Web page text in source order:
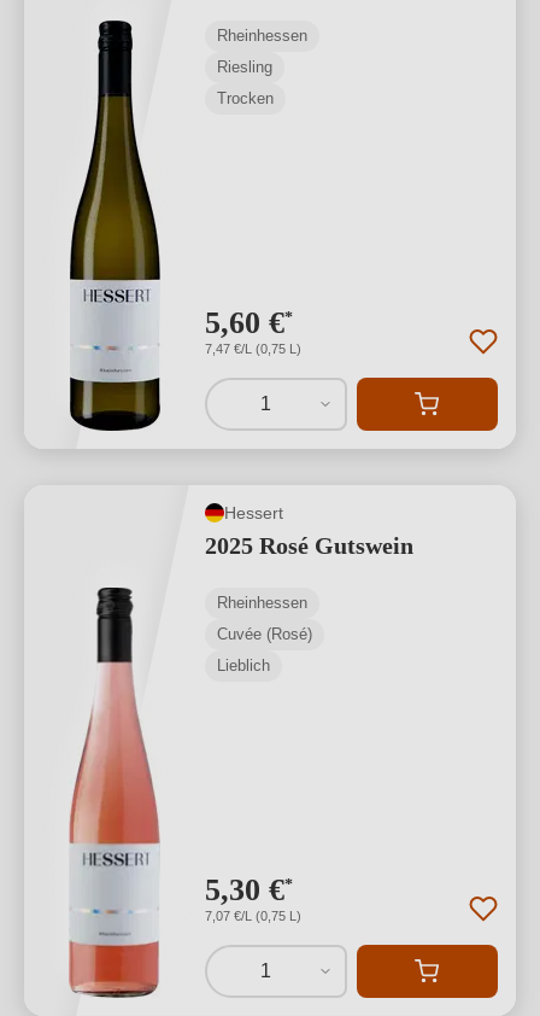
Rheinhessen
Riesling
Trocken
5,60 €*
7,47 €/L (0,75 L)
1
Hessert
2025 Rosé Gutswein
Rheinhessen
Cuvée (Rosé)
Lieblich
5,30 €*
7,07 €/L (0,75 L)
1